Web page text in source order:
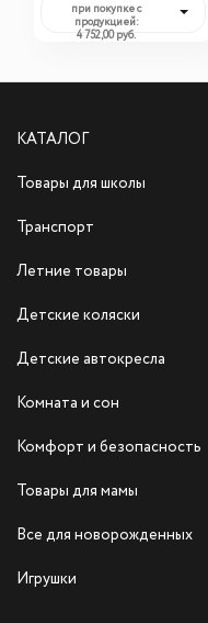
при покупке с
продукцией:
4 752,00 руб.
КАТАЛОГ
Товары для школы
Транспорт
Летние товары
Детские коляски
Детские автокресла
Комната и сон
Комфорт и безопасность
Товары для мамы
Все для новорожденных
Игрушки